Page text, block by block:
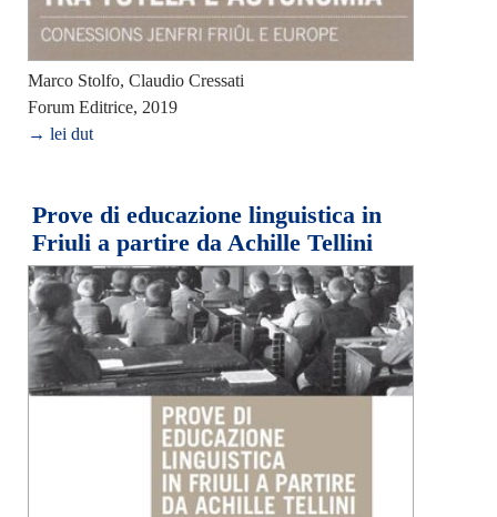
Marco Stolfo, Claudio Cressati
Forum Editrice, 2019
→ lei dut
Prove di educazione linguistica in
Friuli a partire da Achille Tellini